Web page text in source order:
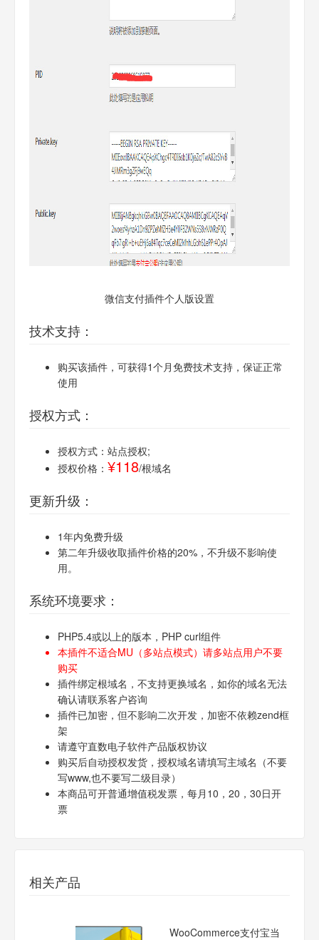
微信支付插件个人版设置
技术支持：
购买该插件，可获得1个月免费技术支持，保证正常
使用
授权方式：
授权方式：站点授权;
授权价格： ¥118/根域名
更新升级：
1年内免费升级
第二年升级收取插件价格的20%，不升级不影响使
用。
系统环境要求：
PHP5.4或以上的版本，PHP curl组件
本插件不适合MU（多站点模式）请多站点用户不要
购买
插件绑定根域名，不支持更换域名，如你的域名无法
确认请联系客户咨询
插件已加密，但不影响二次开发，加密不依赖zend框
架
请遵守直数电子软件产品版权协议
购买后自动授权发货，授权域名请填写主域名（不要
写www,也不要写二级目录）
本商品可开普通增值税发票，每月10，20，30日开
票
相关产品
WooCommerce支付宝当